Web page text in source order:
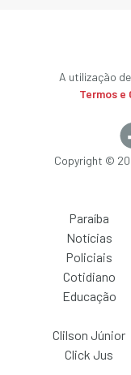
A utilização
Termos e
Copyright ©
Paraíba
Notícias
Policiais
Cotidiano
Educação
Clilson Júnior
Click Jus